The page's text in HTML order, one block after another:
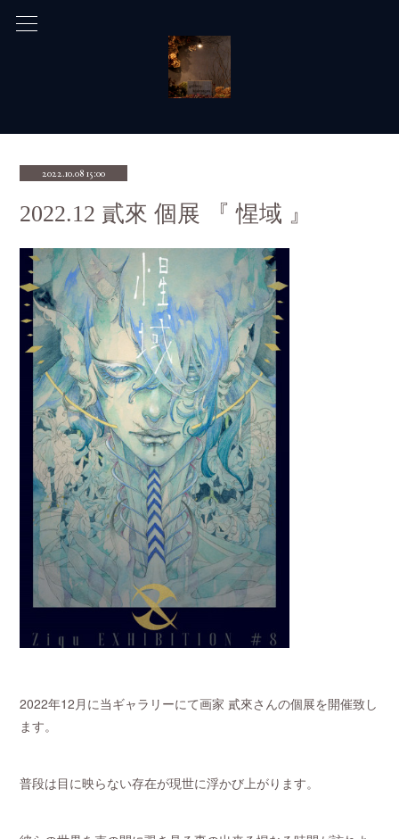
2022.10.08 15:00
2022.12 貳來 個展 『 惺域 』
2022年12月に当ギャラリーにて画家 貳來さんの個展を開催致し
ます。
普段は目に映らない存在が現世に浮かび上がります。